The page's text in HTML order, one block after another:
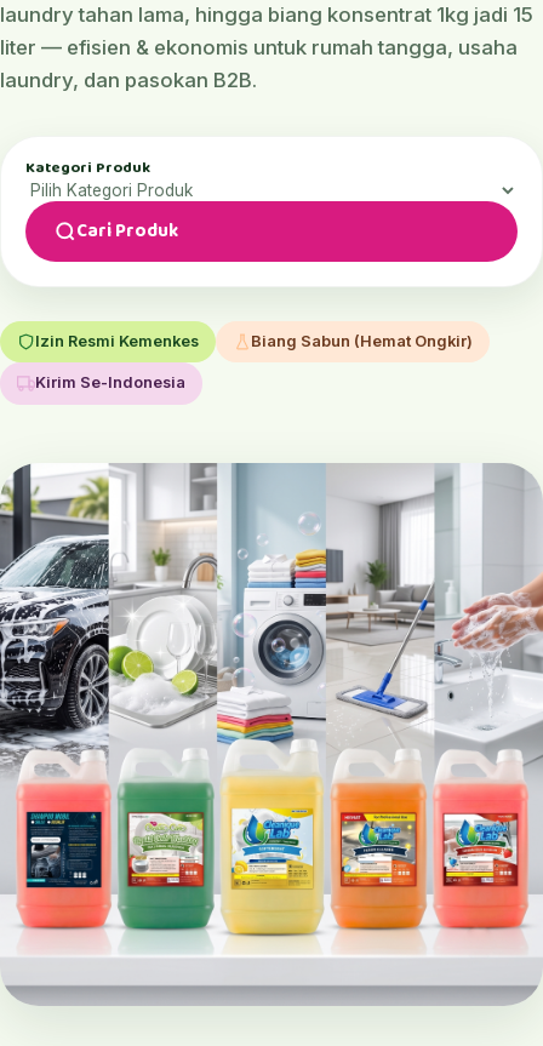
laundry tahan lama, hingga biang konsentrat 1kg jadi 15
liter — efisien & ekonomis untuk rumah tangga, usaha
laundry, dan pasokan B2B.
Kategori Produk
Cari Produk
Izin Resmi Kemenkes Biang Sabun (Hemat Ongkir)
Kirim Se-Indonesia